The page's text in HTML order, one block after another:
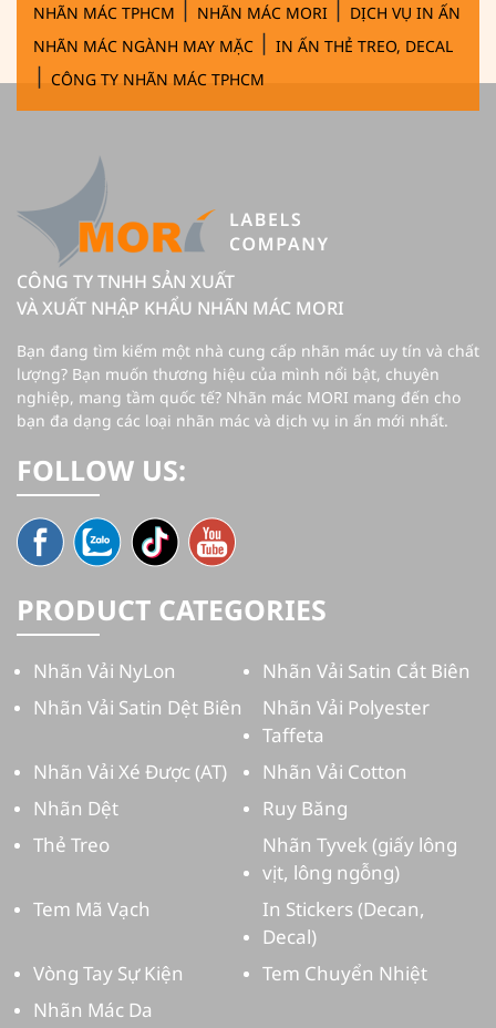
NHÃN MÁC TPHCM | NHÃN MÁC MORI | DỊCH VỤ IN ẤN
NHÃN MÁC NGÀNH MAY MẶC | IN ẤN THẺ TREO, DECAL
| CÔNG TY NHÃN MÁC TPHCM
CÔNG TY TNHH SẢN XUẤT
VÀ XUẤT NHẬP KHẨU NHÃN MÁC MORI
Bạn đang tìm kiếm một nhà cung cấp nhãn mác uy tín và chất
lượng? Bạn muốn thương hiệu của mình nổi bật, chuyên
nghiệp, mang tầm quốc tế? Nhãn mác MORI mang đến cho
bạn đa dạng các loại nhãn mác và dịch vụ in ấn mới nhất.
FOLLOW US:
PRODUCT CATEGORIES
Nhãn Vải NyLon
Nhãn Vải Satin Cắt Biên
Nhãn Vải Satin Dệt Biên
Nhãn Vải Polyester
Taffeta
Nhãn Vải Xé Được (AT)
Nhãn Vải Cotton
Nhãn Dệt
Ruy Băng
Thẻ Treo
Nhãn Tyvek (giấy lông
vịt, lông ngỗng)
Tem Mã Vạch
In Stickers (Decan,
Decal)
Vòng Tay Sự Kiện
Tem Chuyển Nhiệt
Nhãn Mác Da